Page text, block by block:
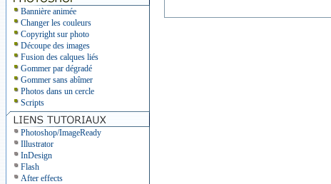
Bannière animée
Changer les couleurs
Copyright sur photo
Découpe des images
Fusion des calques liés
Gommer par dégradé
Gommer sans abîmer
Photos dans un cercle
Scripts
Photoshop/ImageReady
Illustrator
InDesign
Flash
After effects